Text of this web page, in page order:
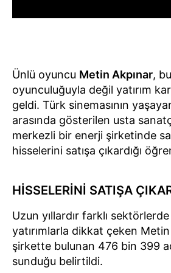
Ünlü oyuncu Metin Akpınar,
oyunculuğuyla değil yatırım
geldi. Türk sinemasının
arasında gösterilen usta
merkezli bir enerji şirketinde
hisselerini satışa çıkardığı
HİSSELERİNİ SATIŞA
Uzun yıllardır farklı sektörlerde
yatırımlarla dikkat çeken Metin
şirkette bulunan 476 bin 399
sunduğu belirtildi.